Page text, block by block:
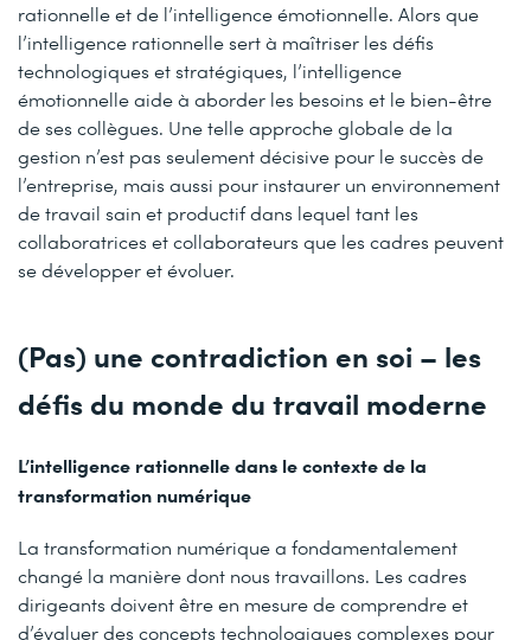
rationnelle et de l’intelligence émotionnelle. Alors que
l’intelligence rationnelle sert à maîtriser les défis
technologiques et stratégiques, l’intelligence
émotionnelle aide à aborder les besoins et le bien-être
de ses collègues. Une telle approche globale de la
gestion n’est pas seulement décisive pour le succès de
l’entreprise, mais aussi pour instaurer un environnement
de travail sain et productif dans lequel tant les
collaboratrices et collaborateurs que les cadres peuvent
se développer et évoluer.
(Pas) une contradiction en soi – les
défis du monde du travail moderne
L’intelligence rationnelle dans le contexte de la
transformation numérique
La transformation numérique a fondamentalement
changé la manière dont nous travaillons. Les cadres
dirigeants doivent être en mesure de comprendre et
d’évaluer des concepts technologiques complexes pour